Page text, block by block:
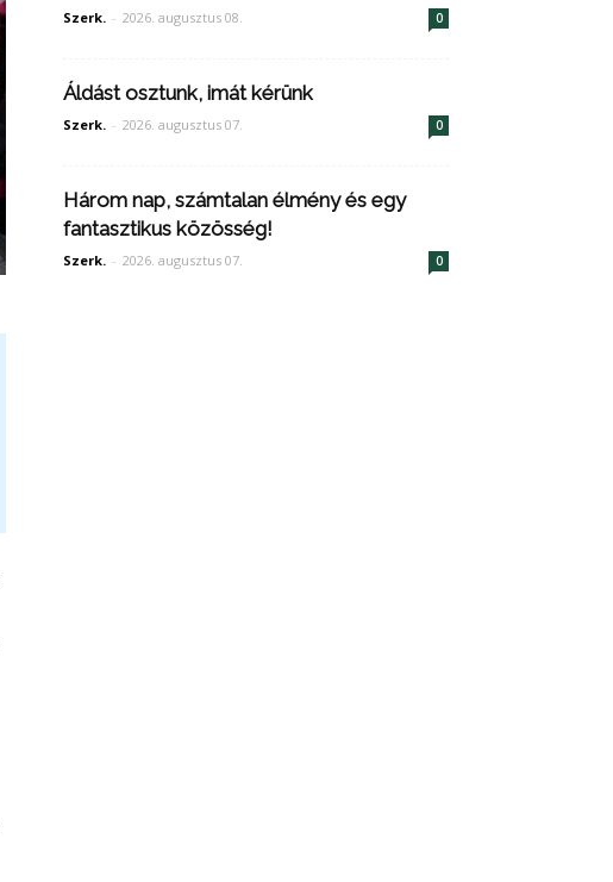
Szerk. - 2026. augusztus 08. 0
Áldást osztunk, imát kérünk
Szerk. - 2026. augusztus 07. 0
Három nap, számtalan élmény és egy
fantasztikus közösség!
Szerk. - 2026. augusztus 07. 0